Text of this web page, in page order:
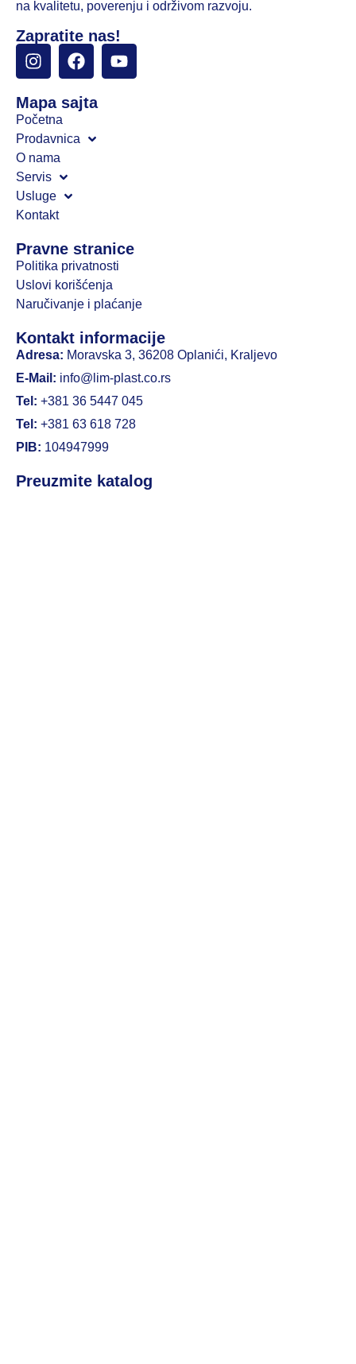
na kvalitetu, poverenju i održivom razvoju.
Zapratite nas!
Mapa sajta
Početna
Prodavnica
O nama
Servis
Usluge
Kontakt
Pravne stranice
Politika privatnosti
Uslovi korišćenja
Naručivanje i plaćanje
Kontakt informacije
Adresa: Moravska 3, 36208 Oplanići, Kraljevo
E-Mail: info@lim-plast.co.rs
Tel: +381 36 5447 045
Tel: +381 63 618 728
PIB: 104947999
Preuzmite katalog